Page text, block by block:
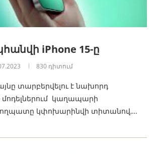
iPhone 15-ը
830 դիտում
տարբերվելու է նախորդ
մոդելներում կաղապարի
կփոխարինվի տիտանով,…